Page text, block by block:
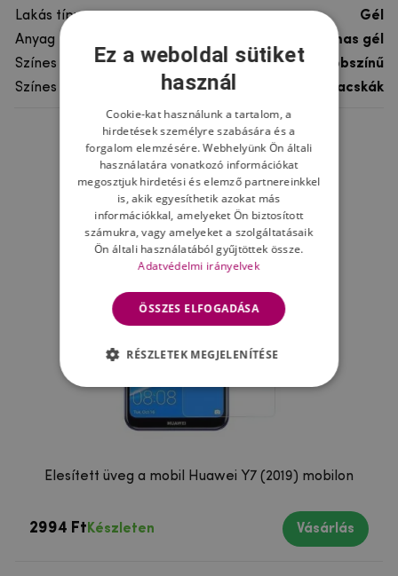
Lakás típusa
Gél
Anyag
rugalmas gél
Színes
többszínű
Színes motívum
Macskák
Ne felejtsd el
Élesített üveg a mobil Huawei Y7 (2019) mobilon
2994 Ft Készleten Vásárlás
Ez a weboldal sütiket
használ
Cookie-kat használunk a tartalom, a
hirdetések személyre szabására és a
forgalom elemzésére. Webhelyünk Ön általi
használatára vonatkozó információkat
megosztjuk hirdetési és elemző partnereinkkel
is, akik egyesíthetik azokat más
információkkal, amelyeket Ön biztosított
számukra, vagy amelyeket a szolgáltatásaik
Ön általi használatából gyűjtöttek össze.
Adatvédelmi irányelvek
ÖSSZES ELFOGADÁSA
RÉSZLETEK MEGJELENÍTÉSE